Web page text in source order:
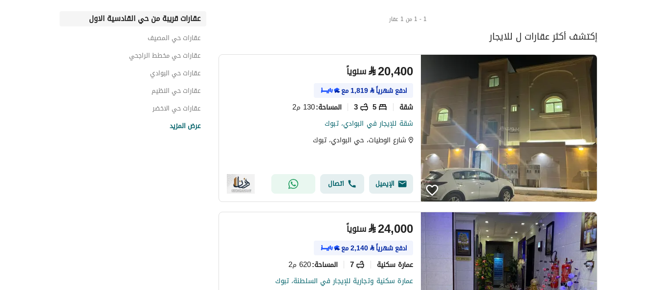
1 - 1 من 1 عقار
إكتشف أكثر عقارات ل للايجار
⃁20,400 سنوياً
ادفع شهرياً⃁
1,819مع
شقة 5
3 المساحة:130 م2
شقة للإيجار في البوادي، تبوك
شارع الوطيات، حي البوادي، تبوك
الإيميل اتصال
⃁24,000 سنوياً
ادفع شهرياً⃁
2,140مع
عمارة سكنية 7 المساحة:620 م2
عمارة سكنية وتجارية للإيجار في السلطنة، تبوك
عقارات قريبة من حي القادسية الاول
عقارات حي المصيف
عقارات حي مخطط الراجحي
عقارات حي البوادي
عقارات حي النظيم
عقارات حي الاخضر
عرض المزيد